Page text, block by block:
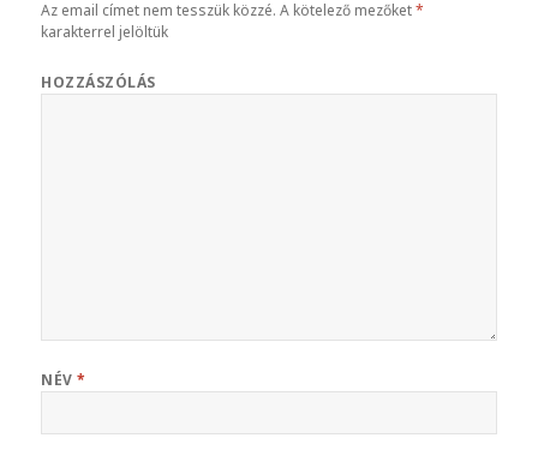
Az email címet nem tesszük közzé. A kötelező mezőket*
karakterrel jelöltük
HOZZÁSZÓLÁS
NÉV*